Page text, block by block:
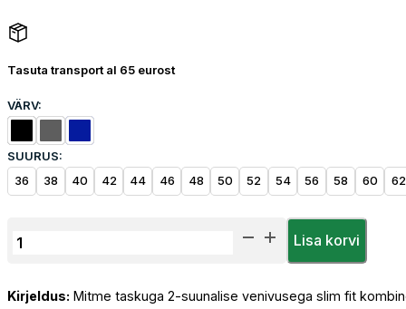
Tasuta transport al 65 eurost
VÄRV:
SUURUS:
36
38 40 42 44 46 48 50 52 54 56 58 60 62
Herock
Kombinesoon
Lisa korvi
Kirjeldus: Mitme taskuga 2-suunalise venivusega slim fit